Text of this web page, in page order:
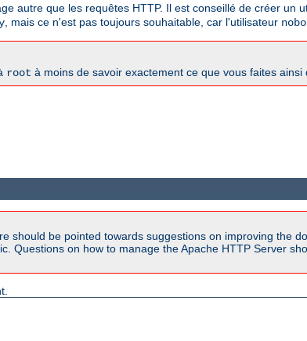
autre que les requêtes HTTP. Il est conseillé de créer un
, mais ce n'est pas toujours souhaitable, car l'utilisateur
root à moins de savoir exactement ce que vous faites ainsi
should be pointed towards suggestions on improving the
Questions on how to manage the Apache HTTP Server